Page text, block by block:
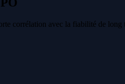
corrélation avec la fiabilité de